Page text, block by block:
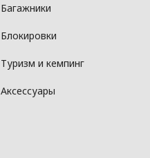
Багажники
Блокировки
Туризм и кемпинг
Аксессуары